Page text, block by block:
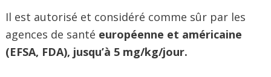
Il est autorisé et considéré comme sûr par les
agences de santé européenne et américaine
(EFSA, FDA), jusqu’à 5 mg/kg/jour.